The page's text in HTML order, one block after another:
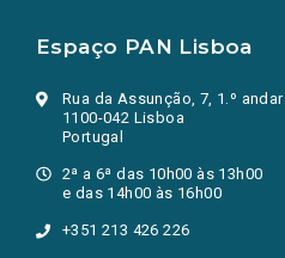
Espaço PAN Lisboa
Rua da Assunção, 7, 1.º andar
1100-042 Lisboa
Portugal
2ª a 6ª das 10h00 às 13h00
e das 14h00 às 16h00
+351 213 426 226